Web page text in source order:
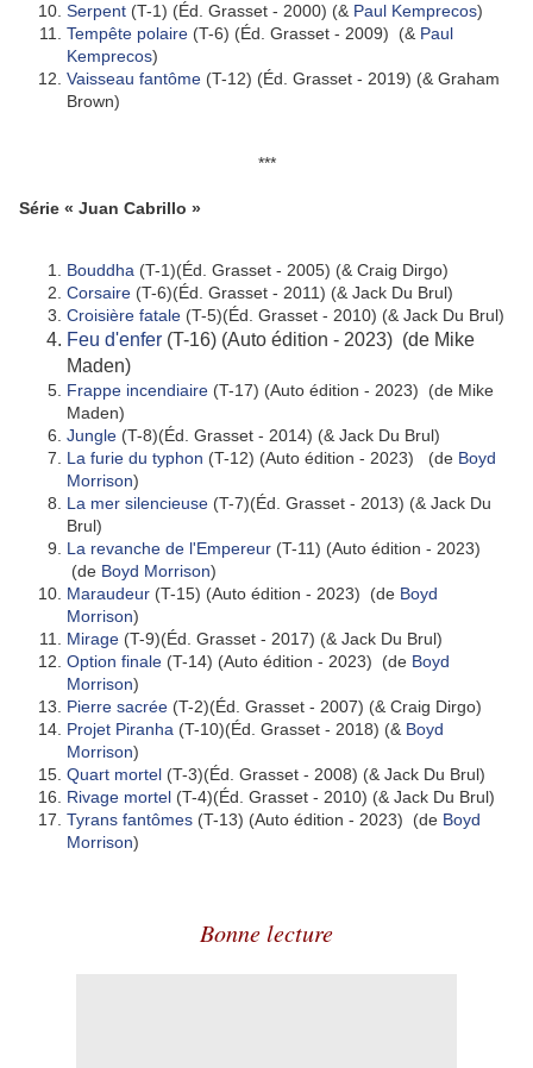
Serpent (T-1) (Éd. Grasset - 2000) (& Paul Kemprecos)
Tempête polaire (T-6) (Éd. Grasset - 2009) (& Paul
Kemprecos)
Vaisseau fantôme (T-12) (Éd. Grasset - 2019) (& Graham
Brown)
***
Série « Juan Cabrillo »
Bouddha (T-1)(Éd. Grasset - 2005) (& Craig Dirgo)
Corsaire (T-6)(Éd. Grasset - 2011) (& Jack Du Brul)
Croisière fatale (T-5)(Éd. Grasset - 2010) (& Jack Du Brul)
Feu d'enfer (T-16) (Auto édition - 2023) (de Mike
Maden)
Frappe incendiaire (T-17) (Auto édition - 2023) (de Mike
Maden)
Jungle (T-8)(Éd. Grasset - 2014) (& Jack Du Brul)
La furie du typhon (T-12) (Auto édition - 2023) (de Boyd
Morrison)
La mer silencieuse (T-7)(Éd. Grasset - 2013) (& Jack Du
Brul)
La revanche de l'Empereur (T-11) (Auto édition - 2023)
(de Boyd Morrison)
Maraudeur (T-15) (Auto édition - 2023) (de Boyd
Morrison)
Mirage (T-9)(Éd. Grasset - 2017) (& Jack Du Brul)
Option finale (T-14) (Auto édition - 2023) (de Boyd
Morrison)
Pierre sacrée (T-2)(Éd. Grasset - 2007) (& Craig Dirgo)
Projet Piranha (T-10)(Éd. Grasset - 2018) (& Boyd
Morrison)
Quart mortel (T-3)(Éd. Grasset - 2008) (& Jack Du Brul)
Rivage mortel (T-4)(Éd. Grasset - 2010) (& Jack Du Brul)
Tyrans fantômes (T-13) (Auto édition - 2023) (de Boyd
Morrison)
Bonne lecture